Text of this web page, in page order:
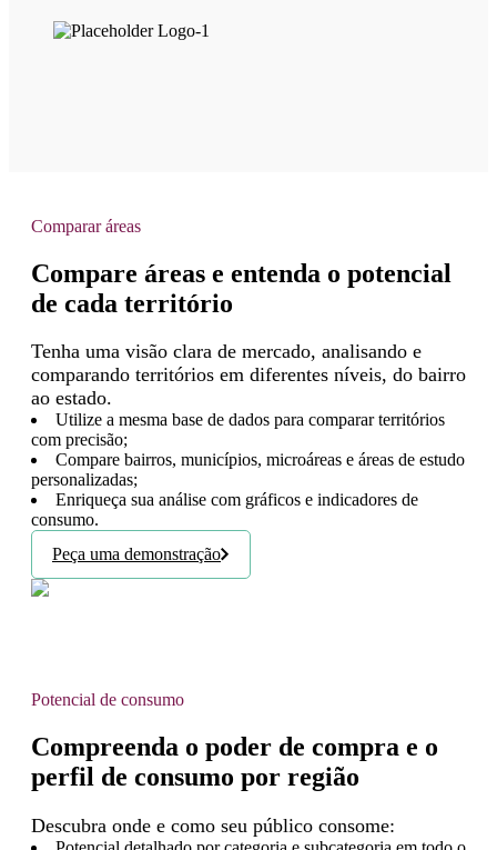
Comparar áreas
Compare áreas e entenda o potencial
de cada território
Tenha uma visão clara de mercado, analisando e
comparando territórios em diferentes níveis, do bairro
ao estado.
Utilize a mesma base de dados para comparar territórios
com precisão;
Compare bairros, municípios, microáreas e áreas de estudo
personalizadas;
Enriqueça sua análise com gráficos e indicadores de
consumo.
Peça uma demonstração
Potencial de consumo
Compreenda o poder de compra e o
perfil de consumo por região
Descubra onde e como seu público consome: